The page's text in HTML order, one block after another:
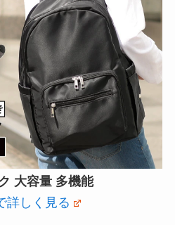
大容量 多機能
詳しく見る